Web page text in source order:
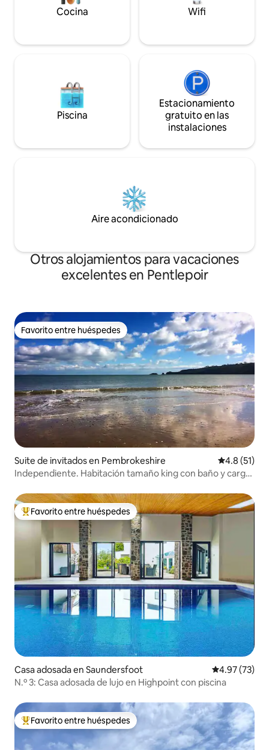
privado, cocina, patio y aparcamiento.
Cocina Wifi
Piscina
Estacionamiento
gratuito en las
instalaciones
Aire acondicionado
Otros alojamientos para vacaciones
excelentes en Pentlepoir
Favorito entre huéspedes
Favorito entre huéspedes
Suite de invitados en Pembrokeshire Calificación
4.8 (51)
Independiente. Habitación tamaño king con baño y carga
Favorito entre huéspedes preferido
Favorito entre huéspedes
Casa adosada en Saundersfoot Calificación
4.97 (73)
N.º 3: Casa adosada de lujo en Highpoint con piscina
Favorito entre huéspedes preferido
Favorito entre huéspedes